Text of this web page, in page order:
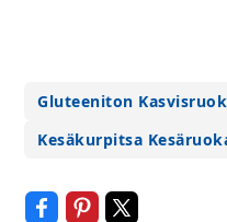
Gluteeniton
Kesäkurpitsa